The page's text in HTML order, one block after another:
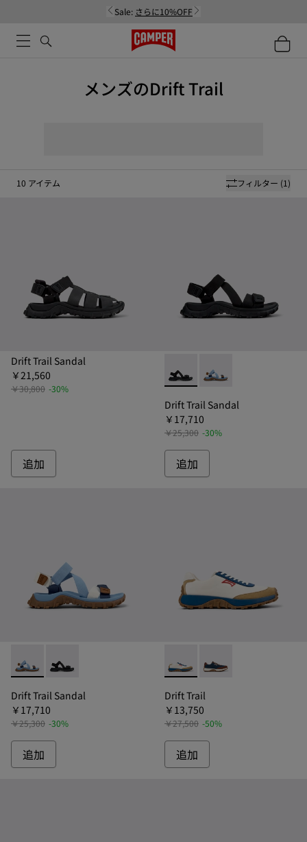
Sale: さらに10%OFF
メンズのDrift Trail
フィルター (1)
10 アイテム
Drift Trail Sandal
￥21,560
￥30,800 -30%
追加
Drift Trail Sandal -
Drift Trail Sandal -
Drift Trail Sandal
￥17,710
￥25,300 -30%
追加
Drift Trail Sandal - K101039-010 - ドリフトトレイルサン
Drift Trail Sandal - K101039-001 - ドリフトトレイ
Drift Trail Sandal
￥17,710
￥25,300 -30%
追加
Drift Trail - K100864-048 -
Drift Trail -
Drift Trail
￥13,750
￥27,500 -50%
追加